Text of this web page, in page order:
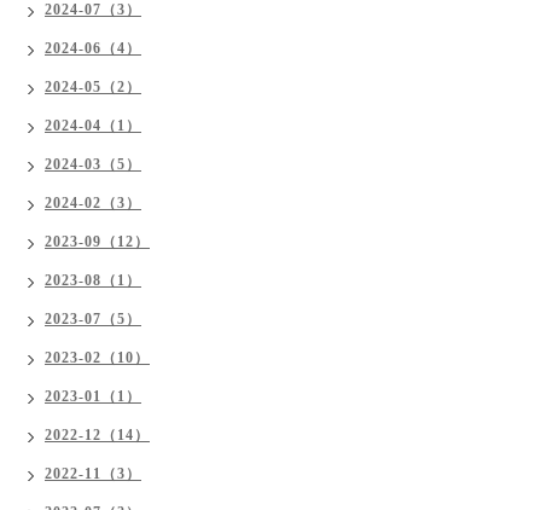
2024-07（3）
2024-06（4）
2024-05（2）
2024-04（1）
2024-03（5）
2024-02（3）
2023-09（12）
2023-08（1）
2023-07（5）
2023-02（10）
2023-01（1）
2022-12（14）
2022-11（3）